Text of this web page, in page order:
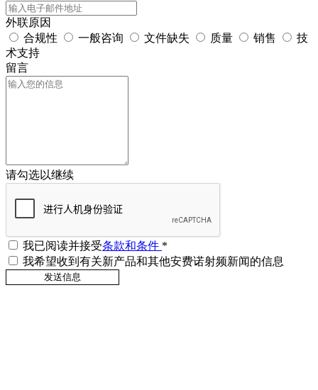
外联原因
合规性
一般咨询 文件缺失 质量 销售
技
术支持
留言
请勾选以继续
我已阅读并接受条款和条件 *
我希望收到有关新产品和其他安费诺射频新闻的信息